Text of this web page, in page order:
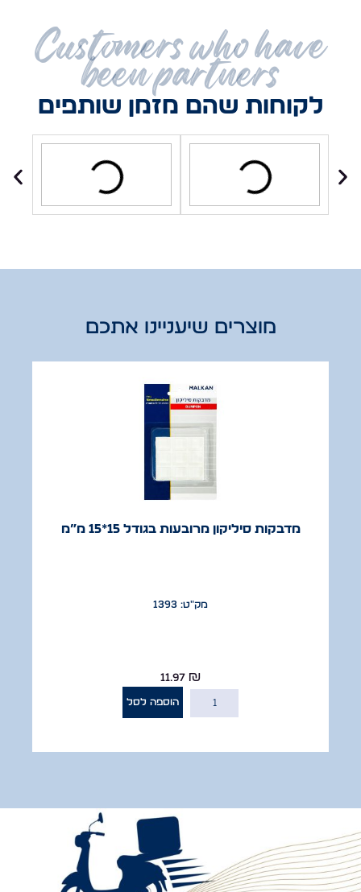
Customers who have
been partners
לקוחות שהם מזמן שותפים
מוצרים שיעניינו אתכם
מדבקות סיליקון מרובעות בגודל 15*15 מ”מ
מק"ט: 1393
11.97₪
הוספה לסל